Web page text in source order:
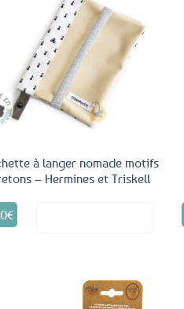
Ajouter
à langer nomade motifs
– Hermines et Triskell
€